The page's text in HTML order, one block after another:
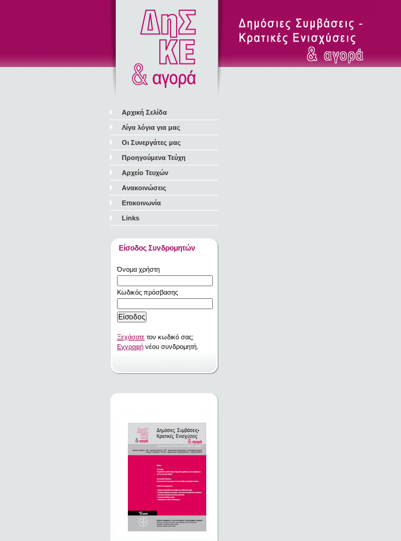
Αρχική Σελίδα
Λίγα λόγια για μας
Οι Συνεργάτες μας
Προηγούμενα Τεύχη
Αρχείο Τευχών
Ανακοινώσεις
Επικοινωνία
Links
Είσοδος Συνδρομητών
Όνομα χρήστη
Κωδικός πρόσβασης
Ξεχάσατε τον κωδικό σας;
Εγγραφή νέου συνδρομητή.